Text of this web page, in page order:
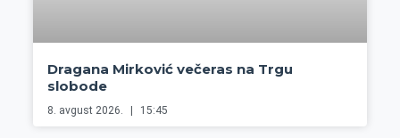
Dragana Mirković večeras na Trgu
slobode
8. avgust 2026. 15:45